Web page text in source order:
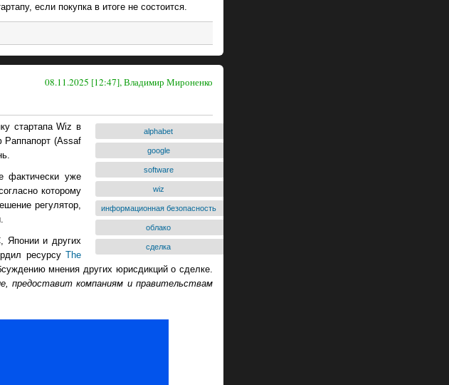
если покупка в итоге не состоится.
08.11.2025 [12:47], Владимир Мироненко
alphabet
google
software
wiz
информационная безопасность
облако
сделка
стартапа Wiz в
Раппапорт (Assaf
фактически уже
которому
регулятор,
Японии и других
ресурсу The
мнения других юрисдикций о сделке.
предоставит компаниям и правительствам